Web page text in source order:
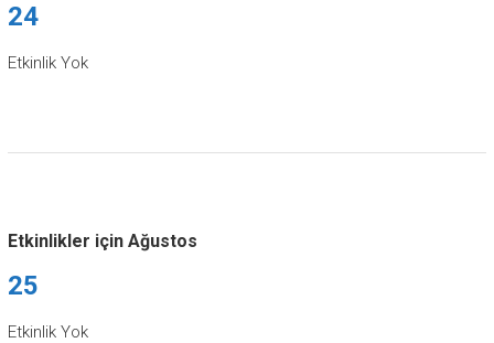
24
Etkinlik Yok
Etkinlikler için Ağustos
25
Etkinlik Yok